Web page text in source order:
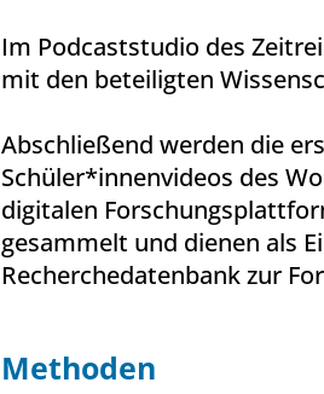
Im Podcaststudio des
mit den beteiligten
Abschließend werden die
Schüler*innenvideos des
digitalen
gesammelt und dienen als
Recherchedatenbank zur
Methoden